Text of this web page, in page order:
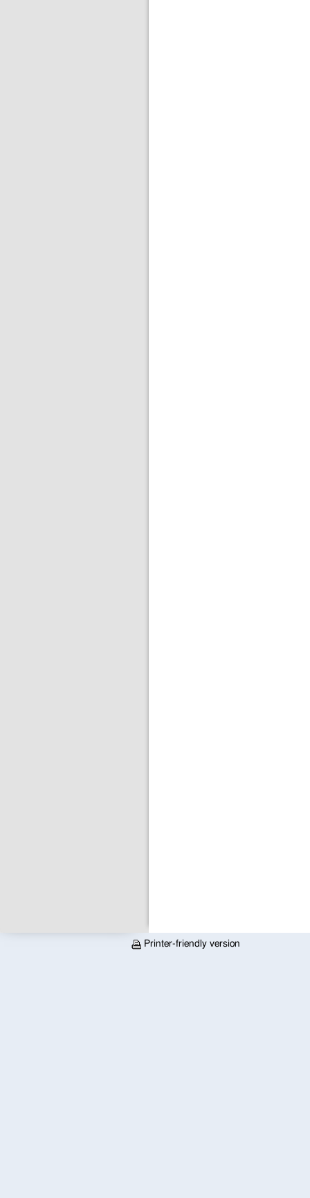
Printer-friendly version